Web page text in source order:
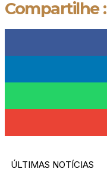
Compartilhe :
ÚLTIMAS NOTÍCIAS